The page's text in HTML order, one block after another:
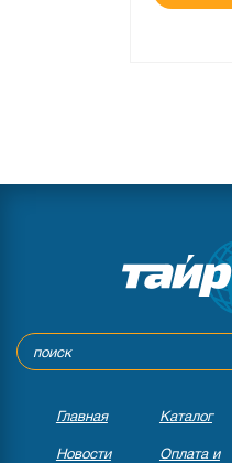
Главная Каталог
Новости Оплата и